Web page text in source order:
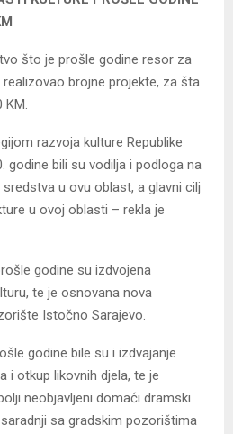
što je prošle godine resor za
brojne projekte, za šta
KM.
razvoja kulture Republike
godine bili su vodilja i podloga na
u ovu oblast, a glavni cilj
u ovoj oblasti – rekla je
godine su izdvojena
te je osnovana nova
Istočno Sarajevo.
godine bile su i izdvajanje
i otkup likovnih djela, te je
neobjavljeni domaći dramski
sa gradskim pozorištima